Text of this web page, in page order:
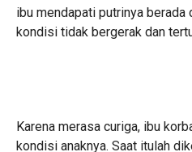
ibu mendapati putrinya
kondisi tidak bergerak dan
Karena merasa curiga, ibu
kondisi anaknya. Saat itulah